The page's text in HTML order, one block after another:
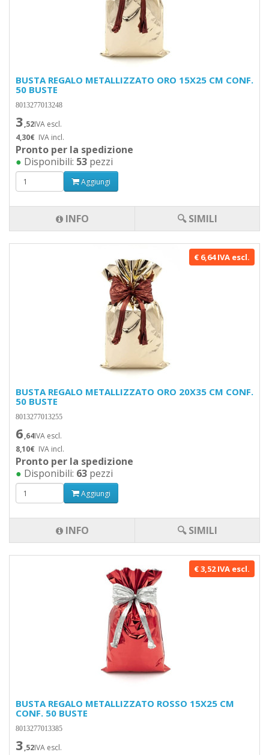
BUSTA REGALO METALLIZZATO ORO 15X25 CM CONF.
50 BUSTE
8013277013248
3,52IVA escl.
4,30€ IVA incl.
Pronto per la spedizione
● Disponibili: 53 pezzi
Aggiungi
INFO 🔍 SIMILI
€ 6,64 IVA escl.
BUSTA REGALO METALLIZZATO ORO 20X35 CM CONF.
50 BUSTE
8013277013255
6,64IVA escl.
8,10€ IVA incl.
Pronto per la spedizione
● Disponibili: 63 pezzi
Aggiungi
INFO 🔍 SIMILI
€ 3,52 IVA escl.
BUSTA REGALO METALLIZZATO ROSSO 15X25 CM
CONF. 50 BUSTE
8013277013385
3,52IVA escl.